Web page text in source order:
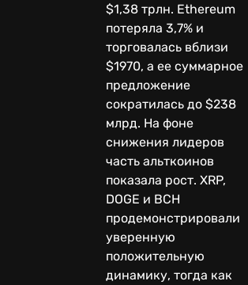
$1,38 трлн. Ethereum
потеряла 3,7% и
торговалась вблизи
$1970, а ее суммарное
предложение
сократилась до $238
млрд. На фоне
снижения лидеров
часть альткоинов
показала рост. XRP,
DOGE и BCH
продемонстрировали
уверенную
положительную
динамику, тогда как